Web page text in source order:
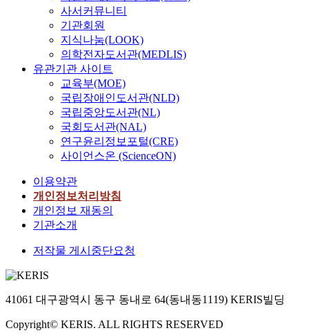
사서커뮤니티
기관회원
지식나눔(LOOK)
의학전자도서관(MEDLIS)
유관기관 사이트
교육부(MOE)
국립장애인도서관(NLD)
국립중앙도서관(NL)
국회도서관(NAL)
연구윤리정보포털(CRE)
사이언스온 (ScienceON)
이용약관
개인정보처리방침
개인정보 재동의
기관소개
저작물 게시중단요청
41061 대구광역시 동구 동내로 64(동내동1119) KERIS빌딩
Copyright© KERIS. ALL RIGHTS RESERVED